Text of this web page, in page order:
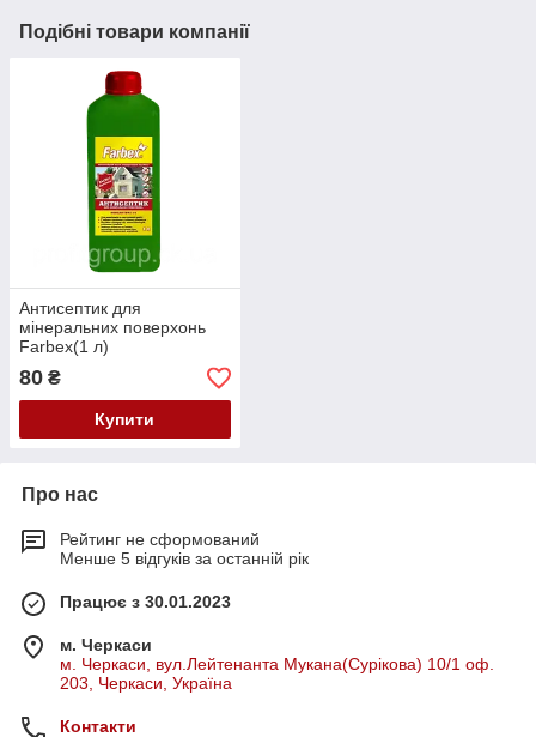
Подібні товари компанії
Антисептик для
мінеральних поверхонь
Farbex(1 л)
80 ₴
Купити
Про нас
Рейтинг не сформований
Менше 5 відгуків за останній рік
Працює з 30.01.2023
м. Черкаси
м. Черкаси, вул.Лейтенанта Мукана(Сурікова) 10/1 оф.
203, Черкаси, Україна
Контакти